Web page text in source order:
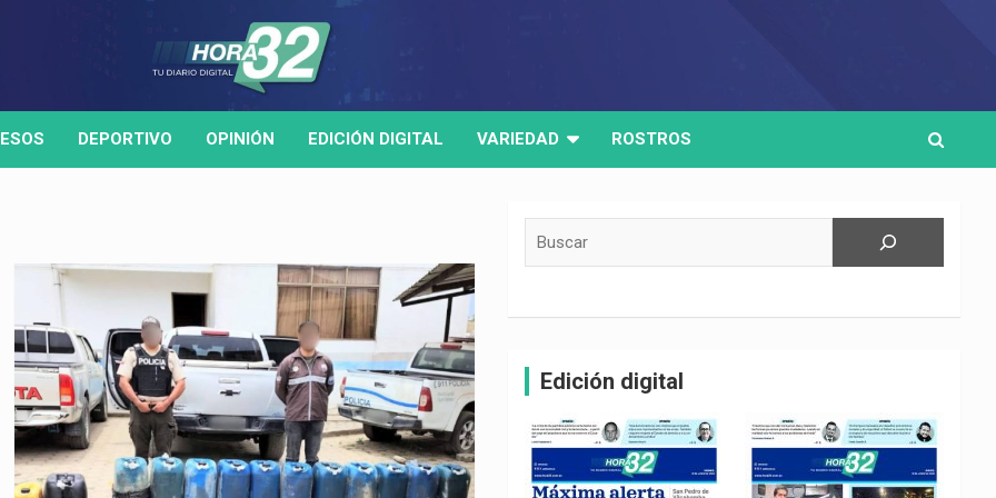
DEPORTIVO OPINIÓN EDICIÓN DIGITAL VARIEDAD ROSTROS
Edición digital